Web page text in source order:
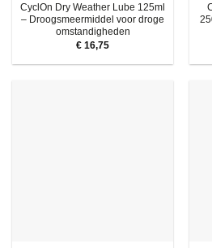
CyclOn Dry Weather Lube 125ml
– Droogsmeermiddel voor droge
omstandigheden
€ 16,75